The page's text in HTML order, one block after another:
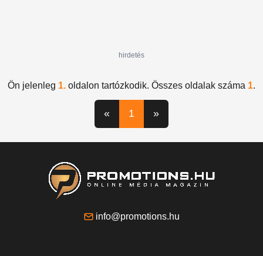
hirdetés
Ön jelenleg 1. oldalon tartózkodik. Összes oldalak száma 1.
« 1 »
info@promotions.hu